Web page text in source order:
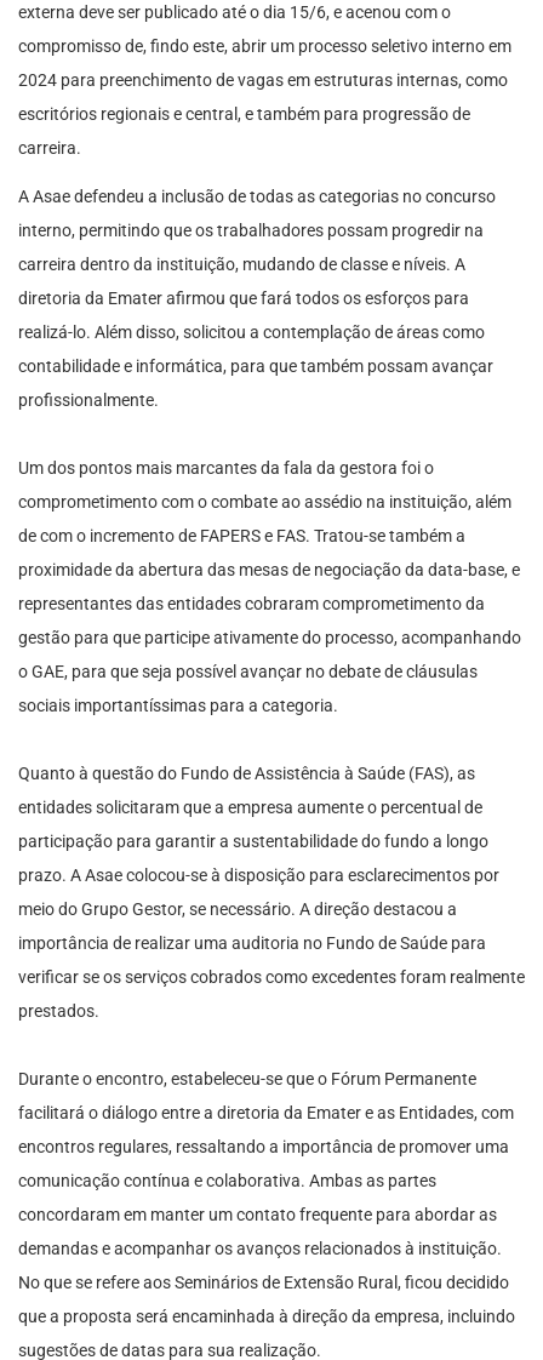
externa deve ser publicado até o dia 15/6, e acenou com o
compromisso de, findo este, abrir um processo seletivo interno em
2024 para preenchimento de vagas em estruturas internas, como
escritórios regionais e central, e também para progressão de
carreira.
A Asae defendeu a inclusão de todas as categorias no concurso
interno, permitindo que os trabalhadores possam progredir na
carreira dentro da instituição, mudando de classe e níveis. A
diretoria da Emater afirmou que fará todos os esforços para
realizá-lo. Além disso, solicitou a contemplação de áreas como
contabilidade e informática, para que também possam avançar
profissionalmente.
Um dos pontos mais marcantes da fala da gestora foi o
comprometimento com o combate ao assédio na instituição, além
de com o incremento de FAPERS e FAS. Tratou-se também a
proximidade da abertura das mesas de negociação da data-base, e
representantes das entidades cobraram comprometimento da
gestão para que participe ativamente do processo, acompanhando
o GAE, para que seja possível avançar no debate de cláusulas
sociais importantíssimas para a categoria.
Quanto à questão do Fundo de Assistência à Saúde (FAS), as
entidades solicitaram que a empresa aumente o percentual de
participação para garantir a sustentabilidade do fundo a longo
prazo. A Asae colocou-se à disposição para esclarecimentos por
meio do Grupo Gestor, se necessário. A direção destacou a
importância de realizar uma auditoria no Fundo de Saúde para
verificar se os serviços cobrados como excedentes foram realmente
prestados.
Durante o encontro, estabeleceu-se que o Fórum Permanente
facilitará o diálogo entre a diretoria da Emater e as Entidades, com
encontros regulares, ressaltando a importância de promover uma
comunicação contínua e colaborativa. Ambas as partes
concordaram em manter um contato frequente para abordar as
demandas e acompanhar os avanços relacionados à instituição.
No que se refere aos Seminários de Extensão Rural, ficou decidido
que a proposta será encaminhada à direção da empresa, incluindo
sugestões de datas para sua realização.